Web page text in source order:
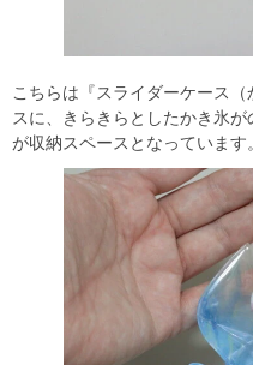
こちらは『スライダーケース
スに、きらきらとしたかき氷
が収納スペースとなっています。